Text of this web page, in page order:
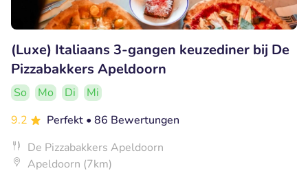
(Luxe) Italiaans 3-gangen keuzediner bij De
Pizzabakkers Apeldoorn
So Mo Di
Mi
9.2
Perfekt • 86 Bewertungen
De Pizzabakkers Apeldoorn
Apeldoorn (7km)